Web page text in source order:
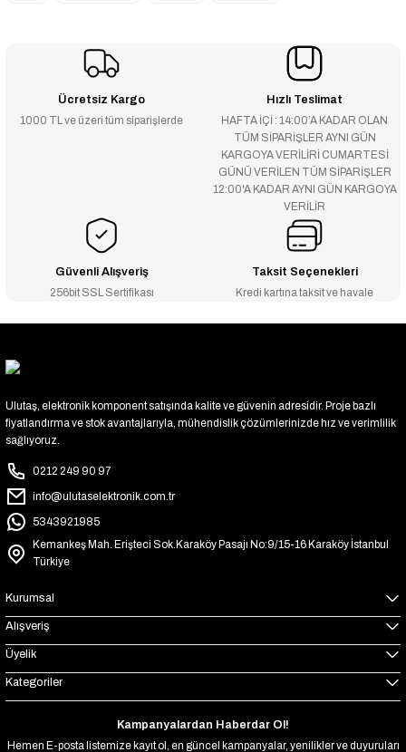
Ücretsiz Kargo
1000 TL ve üzeri tüm siparişlerde
Hızlı Teslimat
HAFTA İÇİ : 14:00’A KADAR OLAN
TÜM SİPARİŞLER AYNI GÜN
KARGOYA VERİLİRİ CUMARTESİ
GÜNÜ VERİLEN TÜM SİPARİŞLER
12:00'A KADAR AYNI GÜN KARGOYA
VERİLİR
Güvenli Alışveriş
256bit SSL Sertifikası
Taksit Seçenekleri
Kredi kartına taksit ve havale
Ulutaş, elektronik komponent satışında kalite ve güvenin adresidir. Proje bazlı
fiyatlandırma ve stok avantajlarıyla, mühendislik çözümlerinizde hız ve verimlilik
sağlıyoruz.
0212 249 90 97
info@ulutaselektronik.com.tr
5343921985
Kemankeş Mah. Erişteci Sok.Karaköy Pasajı No:9/15-16 Karaköy İstanbul
Türkiye
Kurumsal
Alışveriş
Üyelik
Kategoriler
Kampanyalardan Haberdar Ol!
Hemen E-posta listemize kayıt ol, en güncel kampanyalar, yenilikler ve duyuruları